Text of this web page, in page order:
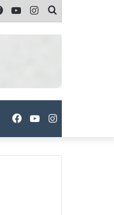
Rechercher
Instagram
YouTube
Facebook
Instagram
YouTube
Facebook